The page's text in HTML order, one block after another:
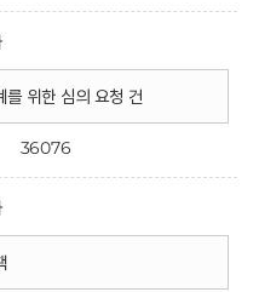
위한 심의 요청 건
36076